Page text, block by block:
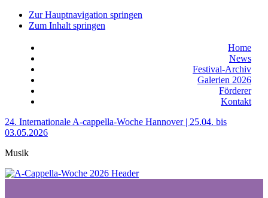
Zur Hauptnavigation springen
Zum Inhalt springen
Home
News
Festival-Archiv
Galerien 2026
Förderer
Kontakt
24. Internationale A-cappella-Woche Hannover | 25.04. bis
03.05.2026
Musik